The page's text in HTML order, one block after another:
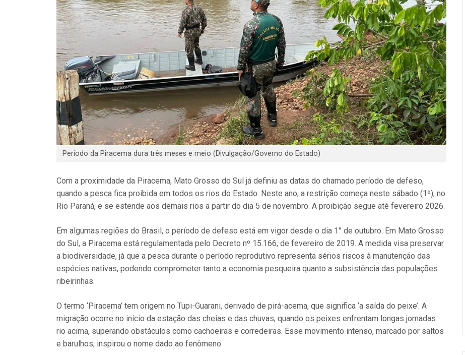
Período da Piracema dura três meses e meio (Divulgação/Governo do Estado)
Com a proximidade da Piracema, Mato Grosso do Sul já definiu as datas do chamado período de defeso,
quando a pesca fica proibida em todos os rios do Estado. Neste ano, a restrição começa neste sábado (1º), no
Rio Paraná, e se estende aos demais rios a partir do dia 5 de novembro. A proibição segue até fevereiro 2026.
Em algumas regiões do Brasil, o período de defeso está em vigor desde o dia 1° de outubro. Em Mato Grosso
do Sul, a Piracema está regulamentada pelo Decreto nº 15.166, de fevereiro de 2019. A medida visa preservar
a biodiversidade, já que a pesca durante o período reprodutivo representa sérios riscos à manutenção das
espécies nativas, podendo comprometer tanto a economia pesqueira quanto a subsistência das populações
ribeirinhas.
O termo ‘Piracema’ tem origem no Tupi-Guarani, derivado de pirá-acema, que significa ‘a saída do peixe’. A
migração ocorre no início da estação das cheias e das chuvas, quando os peixes enfrentam longas jornadas
rio acima, superando obstáculos como cachoeiras e corredeiras. Esse movimento intenso, marcado por saltos
e barulhos, inspirou o nome dado ao fenômeno.